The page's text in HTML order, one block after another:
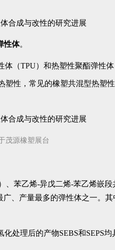
性体。
（TPU）和热塑性聚酯弹性体
性，常见的橡塑共混型热塑
茂源橡塑展台
苯乙烯-异戊二烯-苯乙烯嵌
、产量最多的弹性体之一。
理后的产物SEBS和SEPS